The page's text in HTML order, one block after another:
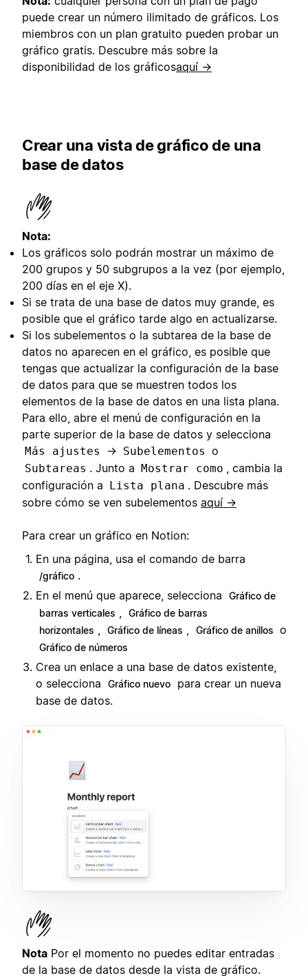
puede crear un número ilimitado de gráficos. Los
miembros con un plan gratuito pueden probar un
gráfico gratis. Descubre más sobre la
disponibilidad de los gráficosaquí →
Crear una vista de gráfico de una
base de datos
Nota:
Los gráficos solo podrán mostrar un máximo de
200 grupos y 50 subgrupos a la vez (por ejemplo,
200 días en el eje X).
Si se trata de una base de datos muy grande, es
posible que el gráfico tarde algo en actualizarse.
Si los subelementos o la subtarea de la base de
datos no aparecen en el gráfico, es posible que
tengas que actualizar la configuración de la base
de datos para que se muestren todos los
elementos de la base de datos en una lista plana.
Para ello, abre el menú de configuración en la
parte superior de la base de datos y selecciona
Más ajustes → Subelementos o
Subtareas . Junto a Mostrar como
, cambia la
configuración a Lista plana . Descubre más
sobre cómo se ven subelementos aquí →
Para crear un gráfico en Notion:
En una página, usa el comando de barra
/gráfico .
En el menú que aparece, selecciona
Gráfico de
barras verticales
Gráfico de barras
horizontales
Gráfico de líneas Gráfico de anillos o
Gráfico de números
Crea un enlace a una base de datos existente,
o selecciona
Gráfico nuevo
para crear un nueva
base de datos.
Nota Por el momento no puedes editar entradas
de la base de datos desde la vista de gráfico.